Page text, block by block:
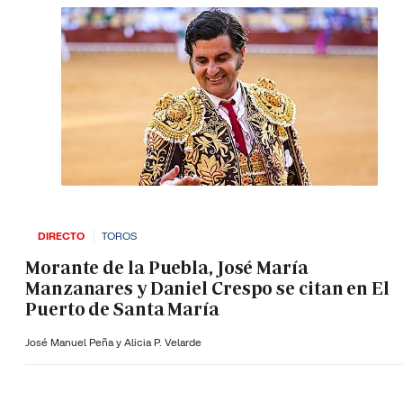
DIRECTO TOROS
Morante de la Puebla, José María
Manzanares y Daniel Crespo se citan en El
Puerto de Santa María
José Manuel Peña y Alicia P. Velarde